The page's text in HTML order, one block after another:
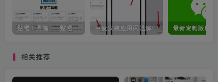
贴吧工具箱 – 贴吧数据查询工具 巨魔安装应用闪退解决方法
相关推荐